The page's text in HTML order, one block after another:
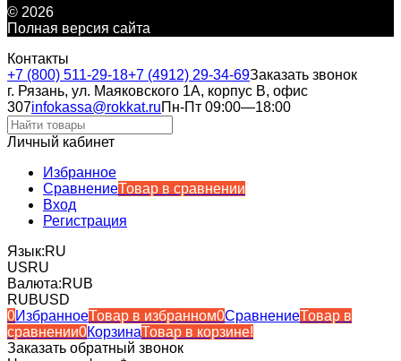
© 2026
Полная версия сайта
Контакты
+7 (800) 511-29-18+7 (4912) 29-34-69Заказать звонок
г. Рязань, ул. Маяковского 1А, корпус B, офис
307infokassa@rokkat.ruПн-Пт 09:00—18:00
Личный кабинет
Избранное
СравнениеТовар в сравнении
Вход
Регистрация
Язык:RU
USRU
Валюта:RUB
RUBUSD
0ИзбранноеТовар в избранном0СравнениеТовар в
сравнении0КорзинаТовар в корзине!
Заказать обратный звонок